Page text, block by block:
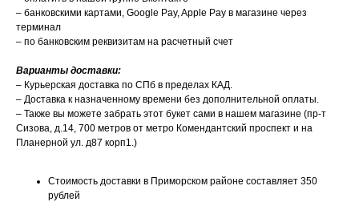
– банковскими картами, Google Pay, Apple Pay в магазине через
терминал
– по банковским реквизитам на расчетный счет
Варианты доставки:
– Курьерская доставка по СПб в пределах КАД.
– Доставка к назначенному времени без дополнительной оплаты.
– Также вы можете забрать этот букет сами в нашем магазине (пр-т
Сизова, д.14, 700 метров от метро Комендантский проспект и на
Планерной ул. д87 корп1.)
Стоимость доставки в Приморском районе составляет 350
рублей